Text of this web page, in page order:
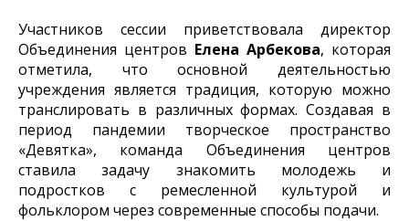
Участников сессии приветствовала директор
Объединения центров Елена Арбекова, которая
отметила, что основной деятельностью
учреждения является традиция, которую можно
транслировать в различных формах. Создавая в
период пандемии творческое пространство
«Девятка», команда Объединения центров
ставила задачу знакомить молодежь и
подростков с ремесленной культурой и
фольклором через современные способы подачи.